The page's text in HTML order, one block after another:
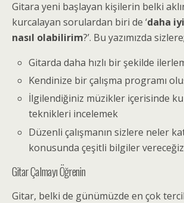
Gitara yeni başlayan kişilerin belki
kurcalayan sorulardan biri de ‘daha
nasıl olabilirim?’. Bu yazımızda sizlere;
Gitarda daha hızlı bir şekilde
Kendinize bir çalışma programı
İlgilendiğiniz müzikler içerisinde
teknikleri incelemek
Düzenli çalışmanın sizlere neler
konusunda çeşitli bilgiler
Gitar Çalmayı Öğrenin
Gitar, belki de günümüzde en çok